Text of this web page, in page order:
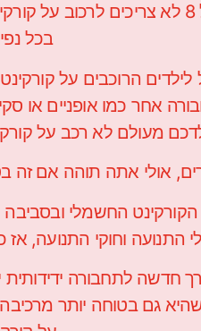
– גיל: ילדים מתחת לגיל 8 לא
בכל
אחר כמו אופניים או
מעולם לא רכב על
אולי אתה תוהה אם זה
התנועה וחוקי התנועה,
חדשה לתחבורה ידידותית
גם בטוחה יותר